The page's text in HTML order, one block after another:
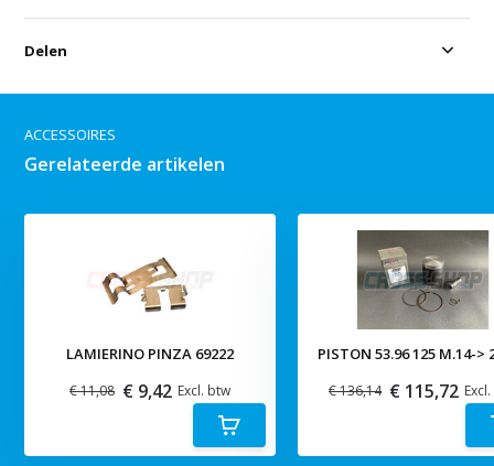
Delen
ACCESSOIRES
Gerelateerde artikelen
LAMIERINO PINZA 69222
€ 11,08 € 9,42 Excl. btw
PISTON 53.96 125 M.14->
€ 136,14 € 115,72